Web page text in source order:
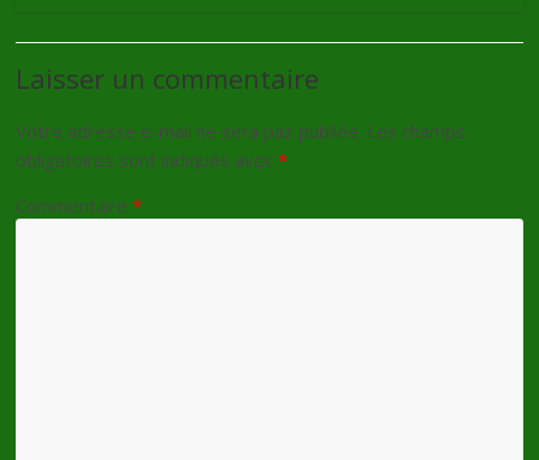
Laisser un commentaire
Votre adresse e-mail ne sera pas publiée. Les champs
obligatoires sont indiqués avec*
Commentaire*